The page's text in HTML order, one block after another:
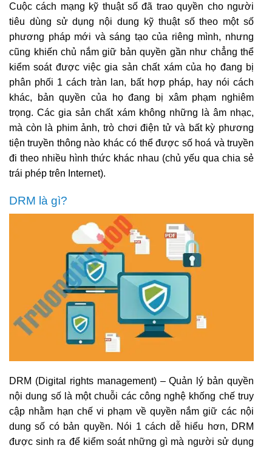
Cuộc cách mạng kỹ thuật số đã trao quyền cho người
tiêu dùng sử dụng nội dung kỹ thuật số theo một số
phương pháp mới và sáng tạo của riêng mình, nhưng
cũng khiến chủ nắm giữ bản quyền gần như chẳng thể
kiểm soát được việc gia sản chất xám của họ đang bị
phân phối 1 cách tràn lan, bất hợp pháp, hay nói cách
khác, bản quyền của họ đang bị xâm phạm nghiêm
trọng. Các gia sản chất xám không những là âm nhạc,
mà còn là phim ảnh, trò chơi điện tử và bất kỳ phương
tiện truyền thông nào khác có thể được số hoá và truyền
đi theo nhiều hình thức khác nhau (chủ yếu qua chia sẻ
trái phép trên Internet).
DRM là gì?
DRM (Digital rights management) – Quản lý bản quyền
nội dung số là một chuỗi các công nghệ khống chế truy
cập nhằm hạn chế vi phạm về quyền nắm giữ các nội
dung số có bản quyền. Nói 1 cách dễ hiểu hơn, DRM
được sinh ra để kiểm soát những gì mà người sử dụng